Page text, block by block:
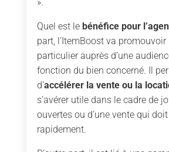
Quel est le bénéfice pour
part, l’ItemBoost va promouvoir
particulier auprès d’une
fonction du bien concerné. Il
d’accélérer la vente ou la
s’avérer utile dans le cadre de
ouvertes ou d’une vente qui
rapidement.